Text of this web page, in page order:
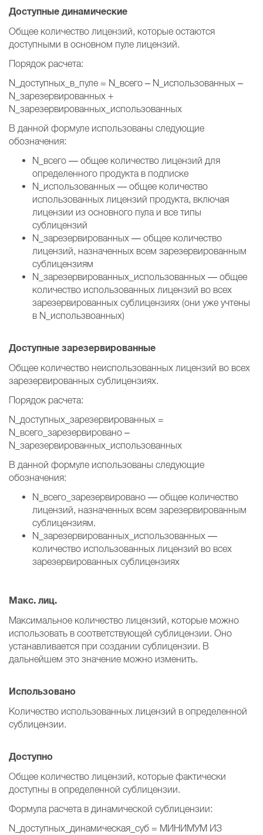
Доступные динамические
Общее количество лицензий, которые остаются
доступными в основном пуле лицензий.
Порядок расчета:
N_доступных_в_пуле = N_всего – N_использованных –
N_зарезервированных +
N_зарезервированных_использованных
В данной формуле использованы следующие
обозначения:
N_всего — общее количество лицензий для
определенного продукта в подписке
N_использованных — общее количество
использованных лицензий продукта, включая
лицензии из основного пула и все типы
сублицензий
N_зарезервированных — общее количество
лицензий, назначенных всем зарезервированным
сублицензиям
N_зарезервированных_использованных — общее
количество использованных лицензий во всех
зарезервированных сублицензиях (они уже учтены
в N_использвоанных)
Доступные зарезервированные
Общее количество неиспользованных лицензий во всех
зарезервированных сублицензиях.
Порядок расчета:
N_доступных_зарезервированных =
N_всего_зарезервировано –
N_зарезервированных_использованных
В данной формуле использованы следующие
обозначения:
N_всего_зарезервировано — общее количество
лицензий, назначенных всем зарезервированным
сублицензиям.
N_зарезервированных_использованных —
количество использованных лицензий во всех
зарезервированных сублицензиях
Макс. лиц.
Максимальное количество лицензий, которые можно
использовать в соответствующей сублицензии. Оно
устанавливается при создании сублицензии. В
дальнейшем это значение можно изменить.
Использовано
Количество использованных лицензий в определенной
сублицензии.
Доступно
Общее количество лицензий, которые фактически
доступны в определенной сублицензии.
Формула расчета в динамической сублицензии:
N_доступных_динамическая_суб = МИНИМУМ ИЗ